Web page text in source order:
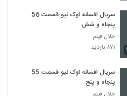
سریال افسانه اوک نیو قسمت 56
پنجاه و شش
حلال فیلم
۸۷۱ بازدید
سریال افسانه اوک نیو قسمت 55
پنجاه و پنج
حلال فیلم